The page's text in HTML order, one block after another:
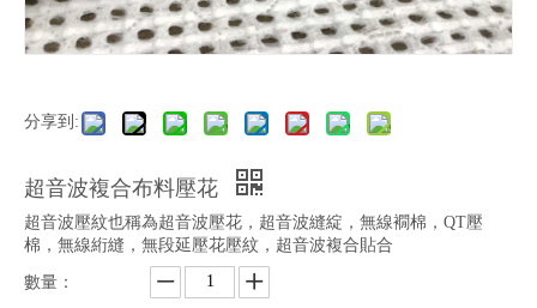
分享到:
超音波複合布料壓花
超音波壓紋也稱為超音波壓花，超音波縫綻，無線襉棉，QT壓
棉，無線絎縫，無段延壓花壓紋，超音波複合貼合
數量：